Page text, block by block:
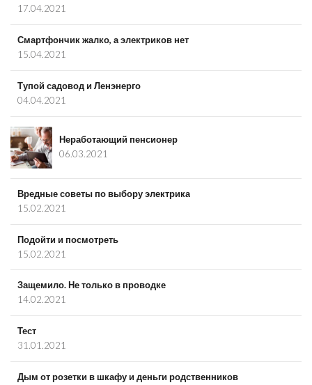
17.04.2021
Смартфончик жалко, а электриков нет
15.04.2021
Тупой садовод и Ленэнерго
04.04.2021
Неработающий пенсионер
06.03.2021
Вредные советы по выбору электрика
15.02.2021
Подойти и посмотреть
15.02.2021
Защемило. Не только в проводке
14.02.2021
Тест
31.01.2021
Дым от розетки в шкафу и деньги родственников